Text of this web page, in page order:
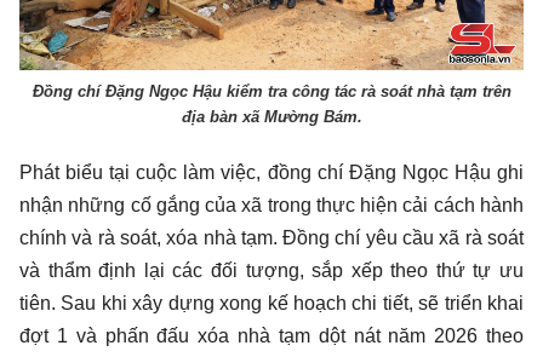
Đồng chí Đặng Ngọc Hậu kiểm tra công tác rà soát nhà tạm trên
địa bàn xã Mường Bám.
Phát biểu tại cuộc làm việc, đồng chí Đặng Ngọc Hậu ghi
nhận những cố gắng của xã trong thực hiện cải cách hành
chính và rà soát, xóa nhà tạm. Đồng chí yêu cầu xã rà soát
và thẩm định lại các đối tượng, sắp xếp theo thứ tự ưu
tiên. Sau khi xây dựng xong kế hoạch chi tiết, sẽ triển khai
đợt 1 và phấn đấu xóa nhà tạm dột nát năm 2026 theo